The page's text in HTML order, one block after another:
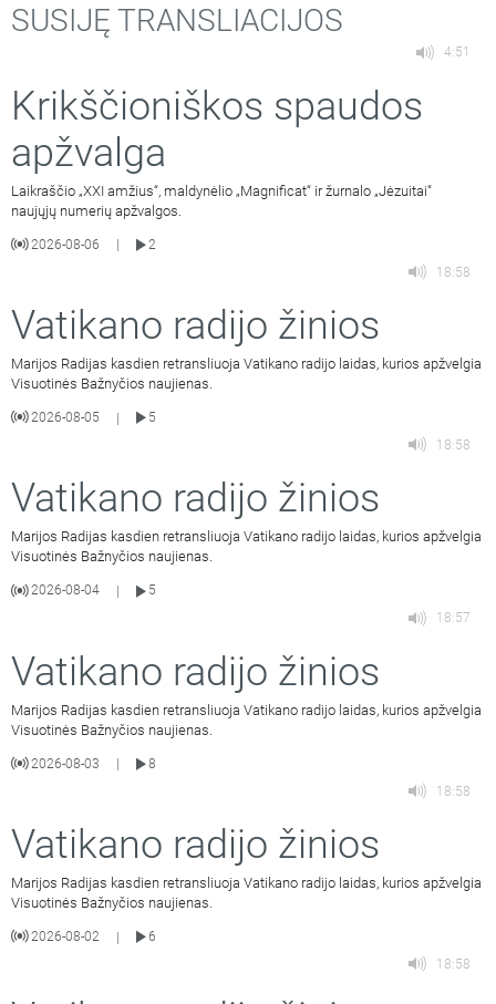
SUSIJĘ TRANSLIACIJOS
4:51
Krikščioniškos spaudos
apžvalga
Laikraščio „XXI amžius“, maldynėlio „Magnificat“ ir žurnalo „Jėzuitai“
naujųjų numerių apžvalgos.
2026-08-06
2
18:58
Vatikano radijo žinios
Marijos Radijas kasdien retransliuoja Vatikano radijo laidas, kurios apžvelgia
Visuotinės Bažnyčios naujienas.
2026-08-05 |
5
18:58
Vatikano radijo žinios
Marijos Radijas kasdien retransliuoja Vatikano radijo laidas, kurios apžvelgia
Visuotinės Bažnyčios naujienas.
2026-08-04
5
18:57
Vatikano radijo žinios
Marijos Radijas kasdien retransliuoja Vatikano radijo laidas, kurios apžvelgia
Visuotinės Bažnyčios naujienas.
2026-08-03
8
18:58
Vatikano radijo žinios
Marijos Radijas kasdien retransliuoja Vatikano radijo laidas, kurios apžvelgia
Visuotinės Bažnyčios naujienas.
2026-08-02 |
6
18:58